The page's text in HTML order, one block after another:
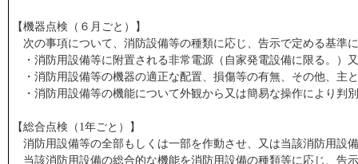
【機器点検（６月ごと）】
次の事項について、消防設備等の種類に応じ、告示で定める基準
・消防用設備等に附置される非常電源（自家発電設備に限る。）
・消防用設備等の機器の適正な配置、損傷等の有無、その他、主
・消防用設備等の機能について外観から又は簡易な操作により判
【総合点検（1年ごと）】
消防用設備等の全部もしくは一部を作動させ、又は当該消防用設
当該消防用設備の総合的な機能を消防用設備の種類等に応じ、告